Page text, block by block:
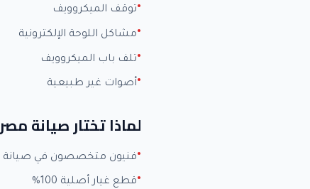
توقف الميكروويف
مشاكل اللوحة الإلكترونية
تلف باب الميكروويف
أصوات غير طبيعية
لماذا تختار صيانة
فنيون متخصصون في صيانة Universal بخبرة +15 عاماً
قطع غيار أصلية 100%